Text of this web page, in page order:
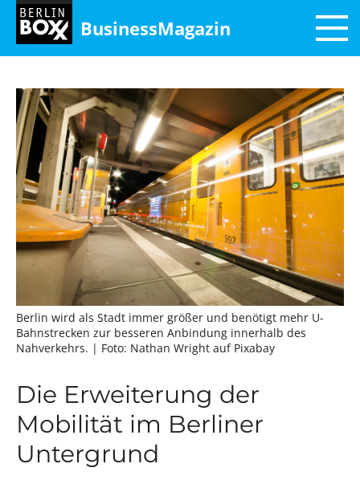
BusinessMagazin
Berlin wird als Stadt immer größer und benötigt mehr U-
Bahnstrecken zur besseren Anbindung innerhalb des
Nahverkehrs. | Foto: Nathan Wright auf Pixabay
Die Erweiterung der
Mobilität im Berliner
Untergrund